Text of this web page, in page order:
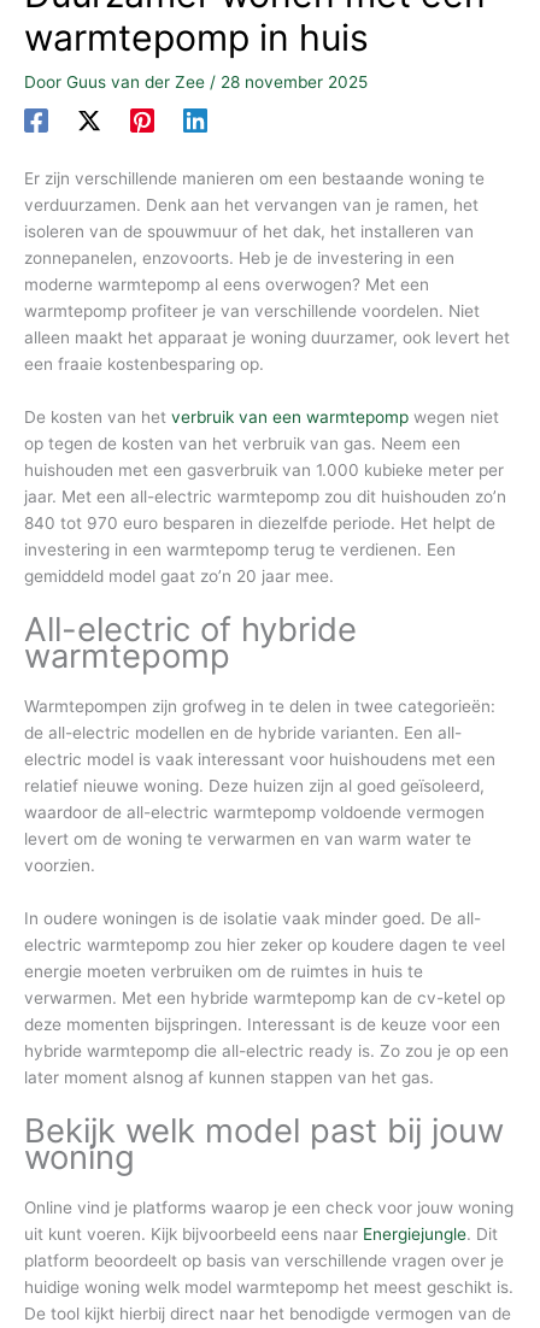
warmtepomp in huis
Door Guus van der Zee / 28 november 2025
Er zijn verschillende manieren om een bestaande woning te
verduurzamen. Denk aan het vervangen van je ramen, het
isoleren van de spouwmuur of het dak, het installeren van
zonnepanelen, enzovoorts. Heb je de investering in een
moderne warmtepomp al eens overwogen? Met een
warmtepomp profiteer je van verschillende voordelen. Niet
alleen maakt het apparaat je woning duurzamer, ook levert het
een fraaie kostenbesparing op.
De kosten van het verbruik van een warmtepomp wegen niet
op tegen de kosten van het verbruik van gas. Neem een
huishouden met een gasverbruik van 1.000 kubieke meter per
jaar. Met een all-electric warmtepomp zou dit huishouden zo’n
840 tot 970 euro besparen in diezelfde periode. Het helpt de
investering in een warmtepomp terug te verdienen. Een
gemiddeld model gaat zo’n 20 jaar mee.
All-electric of hybride
warmtepomp
Warmtepompen zijn grofweg in te delen in twee categorieën:
de all-electric modellen en de hybride varianten. Een all-
electric model is vaak interessant voor huishoudens met een
relatief nieuwe woning. Deze huizen zijn al goed geïsoleerd,
waardoor de all-electric warmtepomp voldoende vermogen
levert om de woning te verwarmen en van warm water te
voorzien.
In oudere woningen is de isolatie vaak minder goed. De all-
electric warmtepomp zou hier zeker op koudere dagen te veel
energie moeten verbruiken om de ruimtes in huis te
verwarmen. Met een hybride warmtepomp kan de cv-ketel op
deze momenten bijspringen. Interessant is de keuze voor een
hybride warmtepomp die all-electric ready is. Zo zou je op een
later moment alsnog af kunnen stappen van het gas.
Bekijk welk model past bij jouw
woning
Online vind je platforms waarop je een check voor jouw woning
uit kunt voeren. Kijk bijvoorbeeld eens naar Energiejungle. Dit
platform beoordeelt op basis van verschillende vragen over je
huidige woning welk model warmtepomp het meest geschikt is.
De tool kijkt hierbij direct naar het benodigde vermogen van de